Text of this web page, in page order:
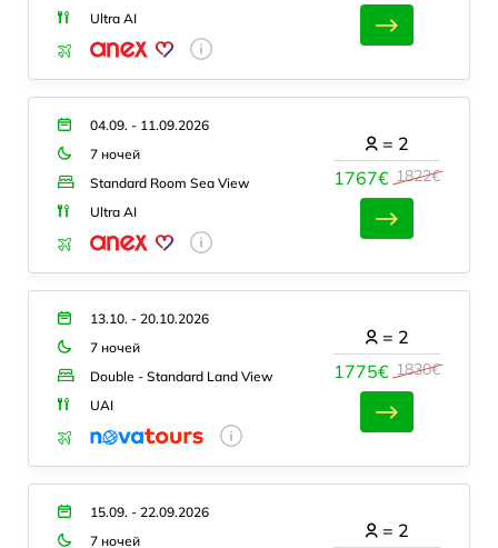
Ultra AI
04.09. - 11.09.2026
7 ночей
Standard Room Sea View
Ultra AI
1767€ 1822€
= 2
13.10. - 20.10.2026
7 ночей
Double - Standard Land View
UAI
1775€ 1830€
= 2
15.09. - 22.09.2026
7 ночей
= 2